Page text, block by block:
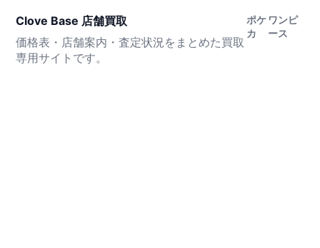
Clove Base 店舗買取
価格表・店舗案内・査定状況をまとめた買取
専用サイトです。
ポケ
カ
ワンピ
ース